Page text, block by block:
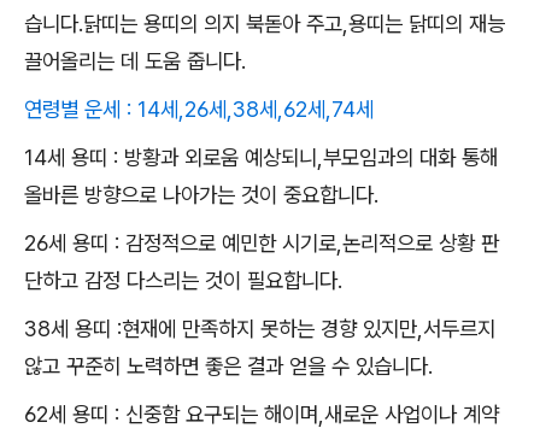
습니다.닭띠는 용띠의 의지 북돋아 주고,용띠는 닭띠의 재능
끌어올리는 데 도움 줍니다.
연령별 운세 : 14세,26세,38세,62세,74세
14세 용띠 : 방황과 외로움 예상되니,부모임과의 대화 통해
올바른 방향으로 나아가는 것이 중요합니다.
26세 용띠 : 감정적으로 예민한 시기로,논리적으로 상황 판
단하고 감정 다스리는 것이 필요합니다.
38세 용띠 :현재에 만족하지 못하는 경향 있지만,서두르지
않고 꾸준히 노력하면 좋은 결과 얻을 수 있습니다.
62세 용띠 : 신중함 요구되는 해이며,새로운 사업이나 계약